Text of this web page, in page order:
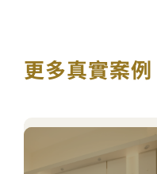
更多真實案例